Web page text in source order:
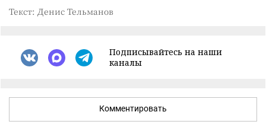
Текст: Денис Тельманов
Подписывайтесь на наши
каналы
Комментировать